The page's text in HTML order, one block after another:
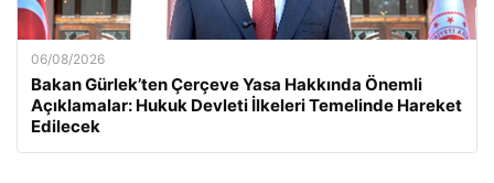
06/08/2026
Bakan Gürlek’ten Çerçeve Yasa Hakkında Önemli
Açıklamalar: Hukuk Devleti İlkeleri Temelinde Hareket
Edilecek